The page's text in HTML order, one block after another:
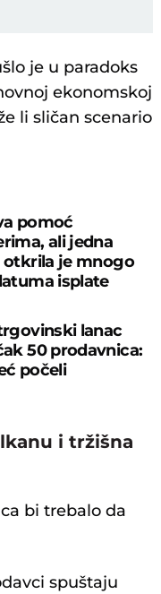
je u paradoks
ekonomskoj
li sličan scenario
pomoć
ali jedna
otkrila je mnogo
isplate
lanac
50 prodavnica:
počeli
i tržišna
bi trebalo da
spuštaju